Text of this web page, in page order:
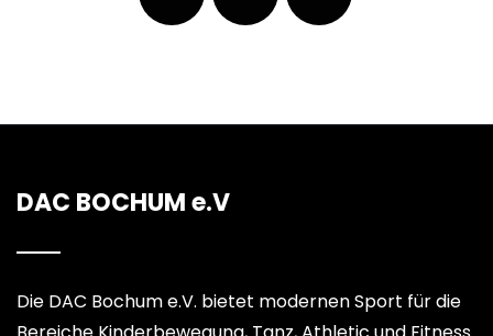
DAC BOCHUM e.V
Die DAC Bochum e.V. bietet modernen Sport für die